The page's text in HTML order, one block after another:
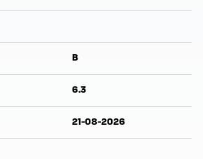
B
6.3
21-08-2026